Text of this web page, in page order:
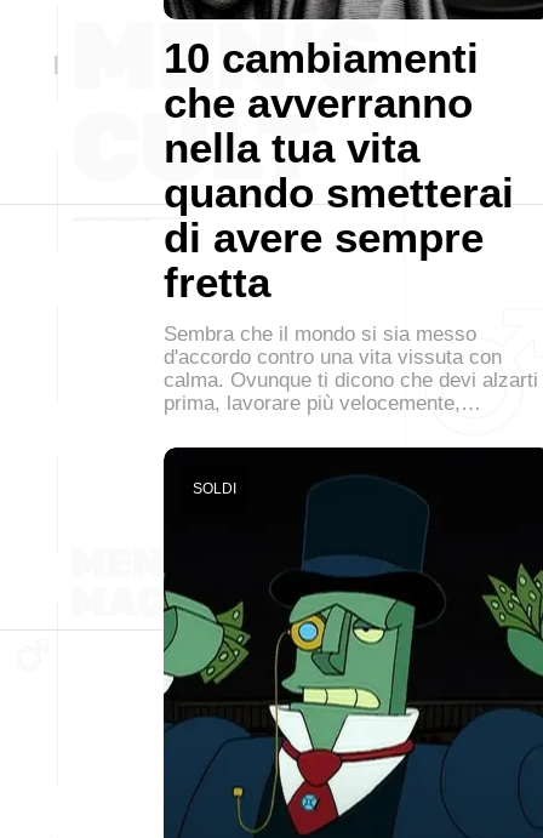
10 cambiamenti
che avverranno
nella tua vita
quando smetterai
di avere sempre
fretta
Sembra che il mondo si sia messo
d'accordo contro una vita vissuta con
calma. Ovunque ti dicono che devi alzarti
prima, lavorare più velocemente,…
SOLDI